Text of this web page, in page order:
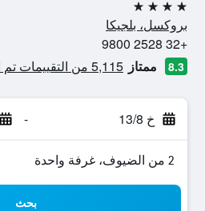
4 نجوم
بروكسل، بلجيكا
+32 2528 9800
8.3 ممتاز 5,115 من التقييمات تم التحقق منها
خ 13/8 -
2 من الضيوف، غرفة واحدة
بحث